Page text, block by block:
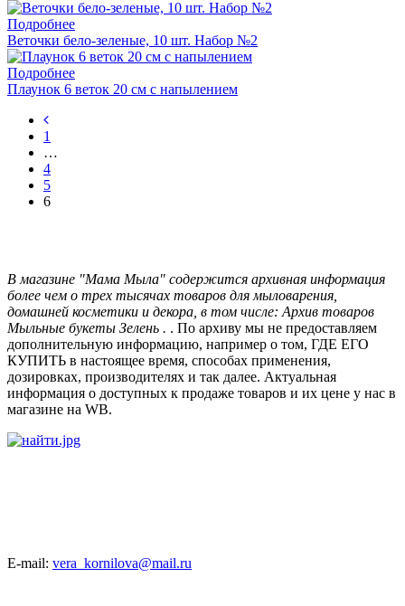
Подробнее
Веточки бело-зеленые, 10 шт. Набор №2
Подробнее
Плаунок 6 веток 20 см с напылением
1
…
4
5
6
В магазине "Мама Мыла" содержится архивная информация
более чем о трех тысячах товаров для мыловарения,
домашней косметики и декора, в том числе: Архив товаров
Мыльные букеты Зелень . . По архиву мы не предоставляем
дополнительную информацию, например о том, ГДЕ ЕГО
КУПИТЬ в настоящее время, способах применения,
дозировках, производителях и так далее. Актуальная
информация о доступных к продаже товаров и их цене у нас в
магазине на WB.
E-mail: vera_kornilova@mail.ru